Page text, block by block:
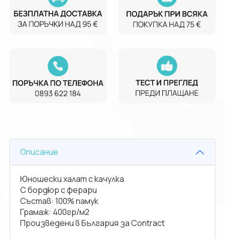
Описание
Юношески халат с качулка
С бордюр с ферари
Състав: 100% памук
Грамаж: 400гр/м2
Произведени в България за Contract